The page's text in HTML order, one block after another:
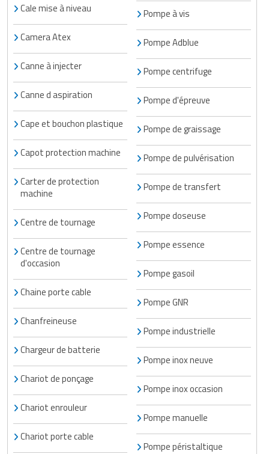
Cale mise à niveau
Camera Atex
Canne à injecter
Canne d aspiration
Cape et bouchon plastique
Capot protection machine
Carter de protection
machine
Centre de tournage
Centre de tournage
d'occasion
Chaine porte cable
Chanfreineuse
Chargeur de batterie
Chariot de ponçage
Chariot enrouleur
Chariot porte cable
Pompe à vis
Pompe Adblue
Pompe centrifuge
Pompe d'épreuve
Pompe de graissage
Pompe de pulvérisation
Pompe de transfert
Pompe doseuse
Pompe essence
Pompe gasoil
Pompe GNR
Pompe industrielle
Pompe inox neuve
Pompe inox occasion
Pompe manuelle
Pompe péristaltique